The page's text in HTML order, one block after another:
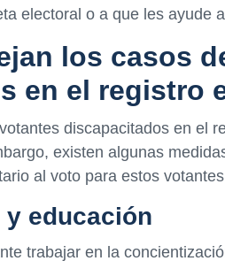
electoral o a que les ayude
los casos
en el registro
discapacitados en el
existen algunas
al voto para estos
educación
trabajar en la